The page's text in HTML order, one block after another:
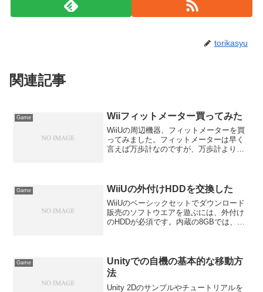
torikasyu
関連記事
Game Wiiフィットメーター買ってみた
WiiUの周辺機器、フィットメーターを買
ってみました。フィットメーターは早く
言えば万歩計なのですが、万歩計よりも
ンサー内蔵で、階段の...
Game WiiUの外付けHDDを交換した
WiiUのベーシックセットでダウンロード
販売のソフトウエアを遊ぶには、外付け
のHDDが必須です。内蔵の8GBでは、小
スク版をインスト...
Game
Unityでの自機の基本的な移動方
法
Unity 2Dのサンプルやチュートリアルを